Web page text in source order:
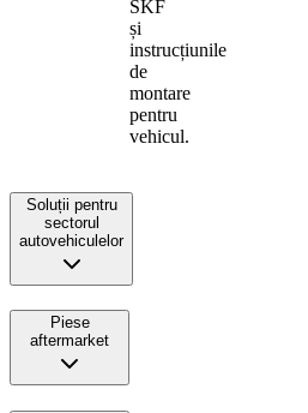
SKF
și
instrucțiunile
de
montare
pentru
vehicul.
Soluții pentru
sectorul
autovehiculelor
Piese
aftermarket